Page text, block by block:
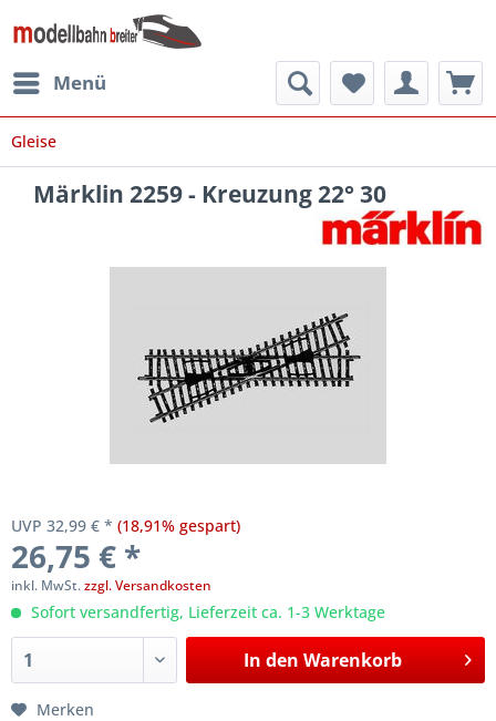
Menü
Gleise
Märklin 2259 - Kreuzung 22° 30
UVP 32,99 € * (18,91% gespart)
26,75 € *
inkl. MwSt.zzgl. Versandkosten
Sofort versandfertig, Lieferzeit ca. 1-3 Werktage
In den Warenkorb
Merken